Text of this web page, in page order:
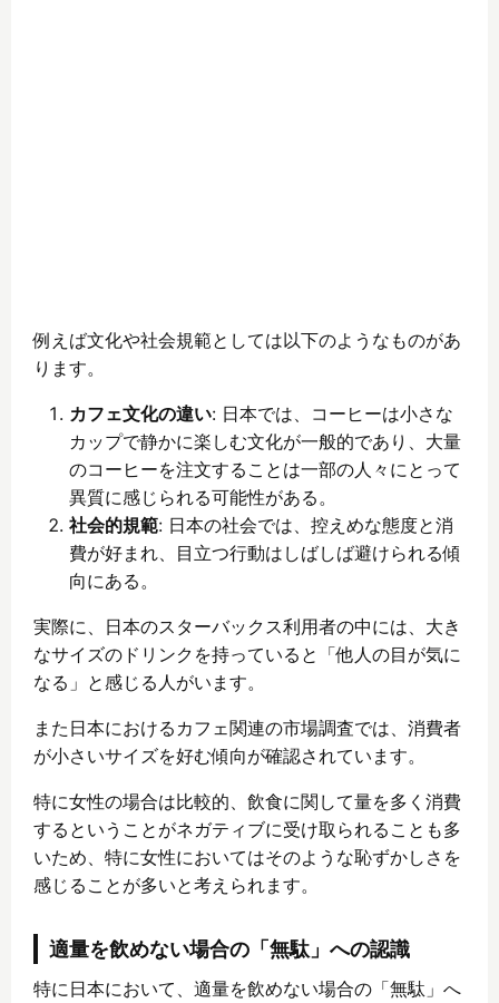
例えば文化や社会規範としては以下のようなものがあ
ります。
カフェ文化の違い: 日本では、コーヒーは小さな
カップで静かに楽しむ文化が一般的であり、大量
のコーヒーを注文することは一部の人々にとって
異質に感じられる可能性がある。
社会的規範: 日本の社会では、控えめな態度と消
費が好まれ、目立つ行動はしばしば避けられる傾
向にある。
実際に、日本のスターバックス利用者の中には、大き
なサイズのドリンクを持っていると「他人の目が気に
なる」と感じる人がいます。
また日本におけるカフェ関連の市場調査では、消費者
が小さいサイズを好む傾向が確認されています。
特に女性の場合は比較的、飲食に関して量を多く消費
するということがネガティブに受け取られることも多
いため、特に女性においてはそのような恥ずかしさを
感じることが多いと考えられます。
適量を飲めない場合の「無駄」への認識
特に日本において、適量を飲めない場合の「無駄」へ